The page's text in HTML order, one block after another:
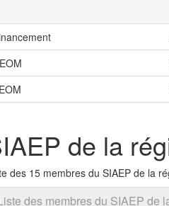
de la
des 15 membres du SIAEP de la
des membres du SIAEP de